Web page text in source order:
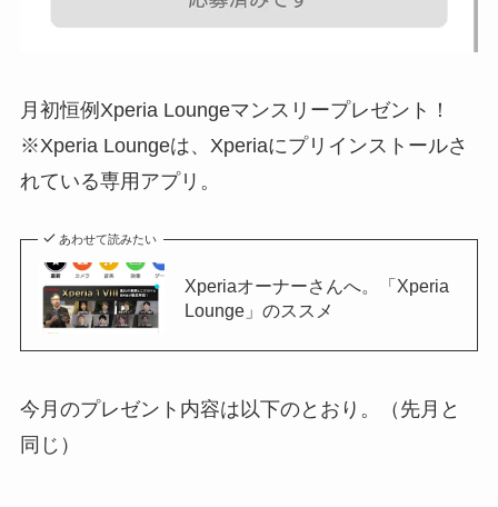
月初恒例Xperia Loungeマンスリープレゼント！
※Xperia Loungeは、Xperiaにプリインストールさ
れている専用アプリ。
あわせて読みたい
Xperiaオーナーさんへ。「Xperia
Lounge」のススメ
今月のプレゼント内容は以下のとおり。（先月と
同じ）